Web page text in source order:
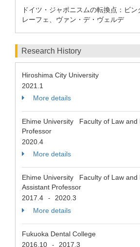
ドイツ・ジャポニスムの転換点：ビ
レーフェ、ヴァン・デ・ヴェルデ
Research History
Hiroshima City University
2021.1
More details
Ehime University Faculty of Law
Professor
2020.4
More details
Ehime University Faculty of Law
Assistant Professor
2017.4
-
2020.3
More details
Fukuoka Dental College
2016.10
-
2017.3